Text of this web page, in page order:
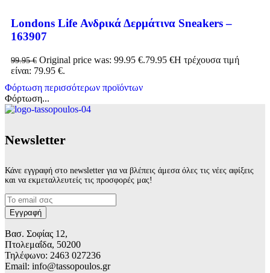
Londons Life Ανδρικά Δερμάτινα Sneakers –
163907
99.95€ Original price was: 99.95 €.79.95 €Η τρέχουσα τιμή
είναι: 79.95 €.
Φόρτωση περισσότερων προϊόντων
Φόρτωση...
Νewsletter
Κάνε εγγραφή στο newsletter για να βλέπεις άμεσα όλες τις νέες αφίξεις
και να εκμεταλλευτείς τις προσφορές μας!
Βασ. Σοφίας 12,
Πτολεμαΐδα, 50200
Τηλέφωνο: 2463 027236
Email: info@tassopoulos.gr